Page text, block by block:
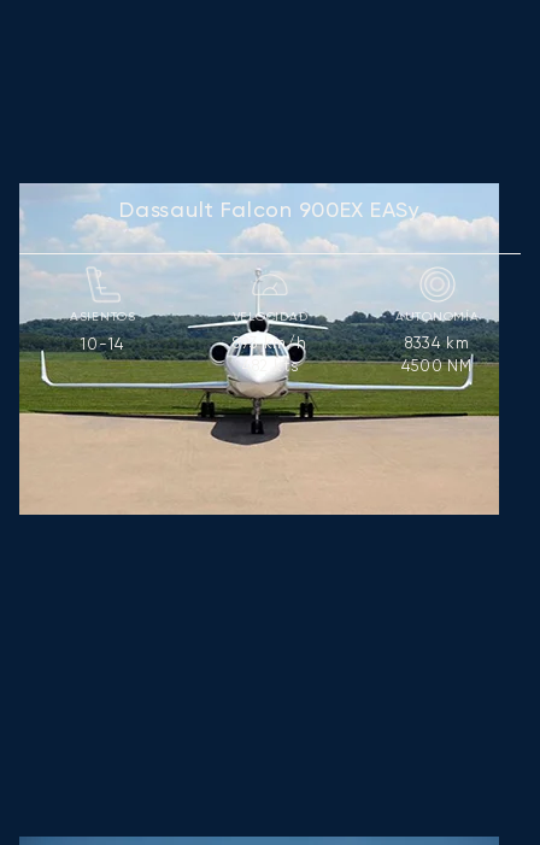
Dassault Falcon 900EX EASy
ASIENTOS
10-14
VELOCIDAD
893km/h
482
kts
AUTONOMÍA
8334km
4500NM